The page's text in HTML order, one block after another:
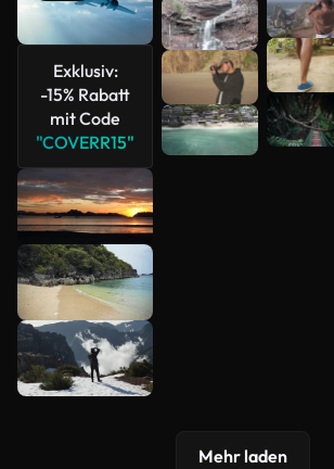
Exklusiv:
-15% Rabatt
mit Code
"COVERR15"
Mehr laden